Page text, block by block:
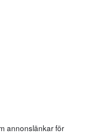
annonslänkar för